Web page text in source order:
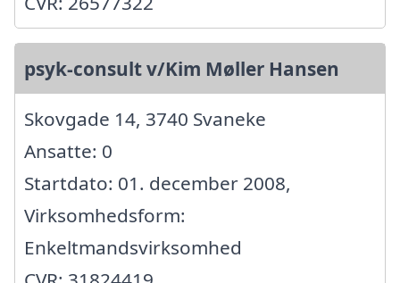
psyk-consult v/Kim Møller Hansen
Skovgade 14, 3740 Svaneke
Ansatte: 0
Startdato: 01. december 2008,
Virksomhedsform:
Enkeltmandsvirksomhed